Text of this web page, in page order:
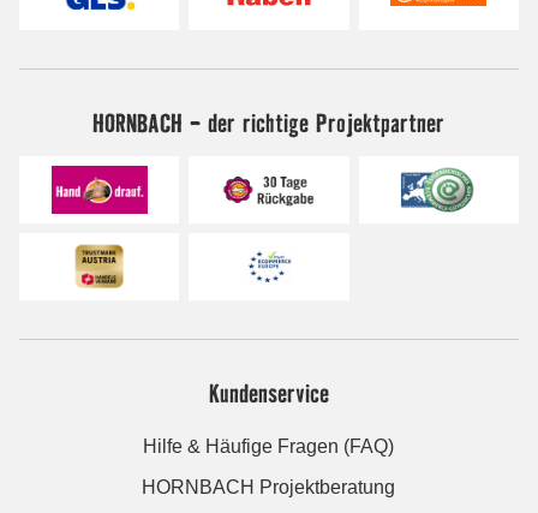
HORNBACH - der richtige Projektpartner
Kundenservice
Hilfe & Häufige Fragen (FAQ)
HORNBACH Projektberatung